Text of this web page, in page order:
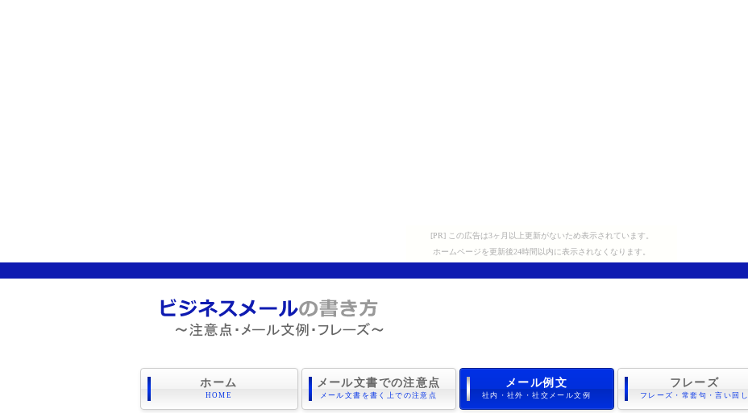
[PR] この広告は3ヶ月以上更新がないため表示されています。
ホームページを更新後24時間以内に表示されなくなります。
ホーム
HOME
メール文書での注意点
メール文書を書く上での注意点
メール例文
社内・社外・社交メール文例
フレーズ
フレーズ・常套句・言い回し